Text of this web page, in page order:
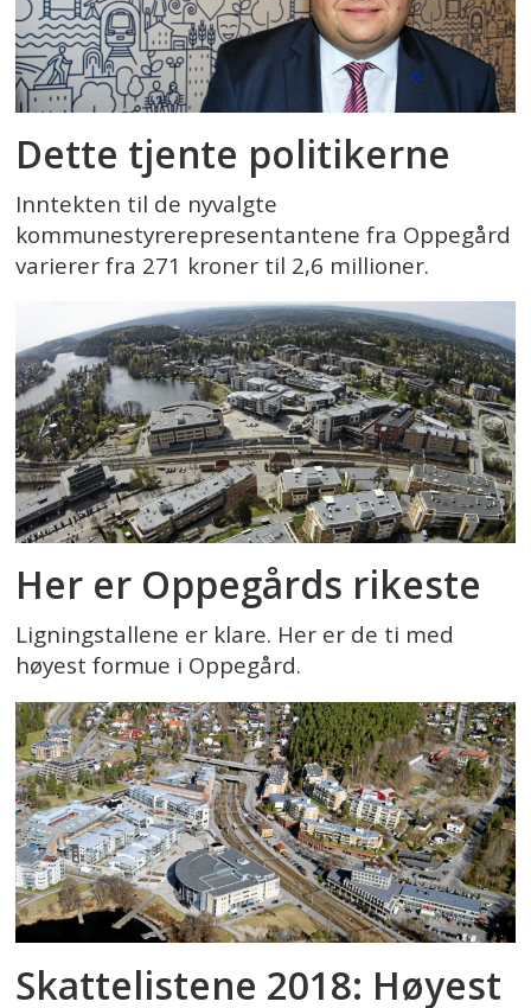
Dette tjente politikerne
Inntekten til de nyvalgte
kommunestyrerepresentantene fra Oppegård
varierer fra 271 kroner til 2,6 millioner.
Her er Oppegårds rikeste
Ligningstallene er klare. Her er de ti med
høyest formue i Oppegård.
Skattelistene 2018: Høyest